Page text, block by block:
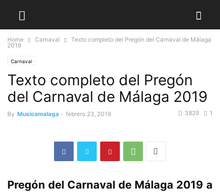
Home Carnaval
Texto completo del Pregón del Carnaval de Málaga
2019
Carnaval
Texto completo del Pregón
del Carnaval de Málaga 2019
By Musicamalaga - febrero 23, 2019 1
3829
Pregón del Carnaval de Málaga 2019 a